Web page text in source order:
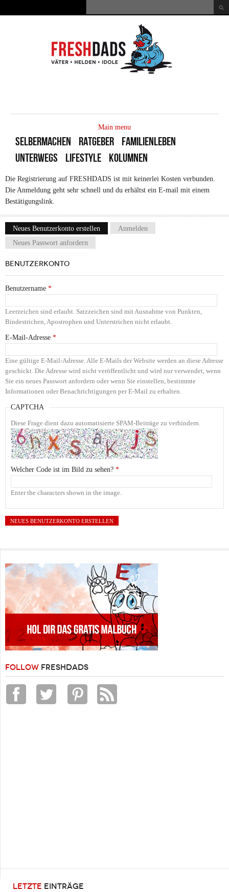
Suchformular
Main menu
SELBERMACHEN RATGEBER
FAMILIENLEBEN
UNTERWEGS
LIFESTYLE KOLUMNEN
Die Registrierung auf FRESHDADS ist mit keinerlei Kosten verbunden.
Die Anmeldung geht sehr schnell und du erhältst ein E-mail mit einem
Bestätigungslink.
Haupt-Reiter
Neues Benutzerkonto erstellen (aktiver Reiter)
Anmelden
Neues Passwort anfordern
BENUTZERKONTO
Benutzername *
Leerzeichen sind erlaubt. Satzzeichen sind mit Ausnahme von Punkten,
Bindestrichen, Apostrophen und Unterstrichen nicht erlaubt.
E-Mail-Adresse *
Eine gültige E-Mail-Adresse. Alle E-Mails der Website werden an diese Adresse
geschickt. Die Adresse wird nicht veröffentlicht und wird nur verwendet, wenn
Sie ein neues Passwort anfordern oder wenn Sie einstellen, bestimmte
Informationen oder Benachrichtigungen per E-Mail zu erhalten.
CAPTCHA
Diese Frage dient dazu automatisierte SPAM-Beiträge zu verhindern.
Welcher Code ist im Bild zu sehen? *
Enter the characters shown in the image.
FOLLOW FRESHDADS
LETZTE EINTRÄGE